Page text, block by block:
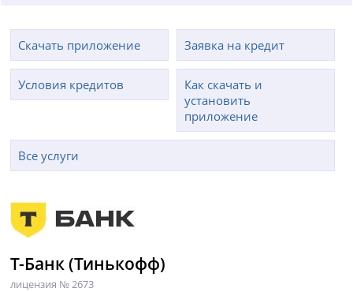
Скачать приложение Заявка на кредит
Условия кредитов
Как скачать и
установить
приложение
Все услуги
Т-Банк (Тинькофф)
лицензия № 2673